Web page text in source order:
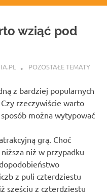
wziąć pod
POZOSTAŁE TEMATY
z bardziej popularnych
rzeczywiście warto
można wytypować
grą. Choć
niż w przypadku
z puli czterdziestu
sześciu z czterdziestu